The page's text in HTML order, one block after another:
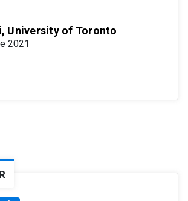
University of Toronto
2021